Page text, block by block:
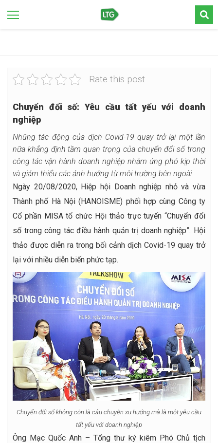
Rate this post
Chuyển đổi số: Yêu cầu tất yếu với doanh
nghiệp
Những tác động của dịch Covid-19 quay trở lại một lần
nữa khẳng định tầm quan trọng của chuyển đổi số trong
công tác vận hành doanh nghiệp nhằm ứng phó kịp thời
và giảm thiểu các ảnh hưởng từ môi trường bên ngoài.
Ngày 20/08/2020, Hiệp hội Doanh nghiệp nhỏ và vừa
Thành phố Hà Nội (HANOISME) phối hợp cùng Công ty
Cổ phần MISA tổ chức Hội thảo trực tuyến “Chuyển đổi
số trong công tác điều hành quản trị doanh nghiệp”. Hội
thảo được diễn ra trong bối cảnh dịch Covid-19 quay trở
lại với nhiều diễn biến phức tạp.
Chuyển đổi số không còn là câu chuyện xu hướng mà là một yêu cầu
tất yếu với doanh nghiệp
Ông Mạc Quốc Anh – Tổng thư ký kiêm Phó Chủ tịch